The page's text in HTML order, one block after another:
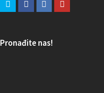
Pronađite nas!